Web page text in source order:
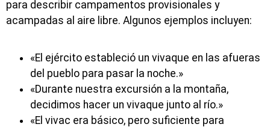
para describir campamentos provisionales y
acampadas al aire libre. Algunos ejemplos incluyen:
«El ejército estableció un vivaque en las afueras
del pueblo para pasar la noche.»
«Durante nuestra excursión a la montaña,
decidimos hacer un vivaque junto al río.»
«El vivac era básico, pero suficiente para